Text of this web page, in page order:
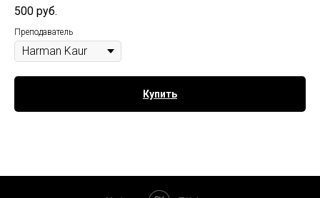
500 руб.
Преподаватель
Купить